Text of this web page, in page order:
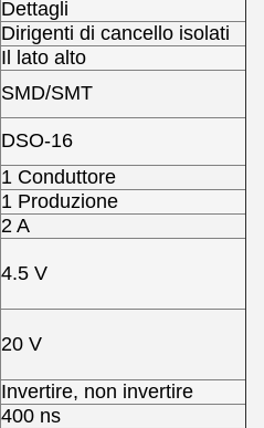
Dettagli
Dirigenti di cancello isolati
Il lato alto
SMD/SMT
DSO-16
1 Conduttore
1 Produzione
2 A
4.5 V
20 V
Invertire, non invertire
400 ns